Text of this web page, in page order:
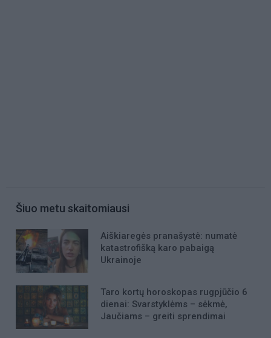
Šiuo metu skaitomiausi
Aiškiaregės pranašystė: numatė
katastrofišką karo pabaigą
Ukrainoje
Taro kortų horoskopas rugpjūčio 6
dienai: Svarstyklėms – sėkmė,
Jaučiams – greiti sprendimai